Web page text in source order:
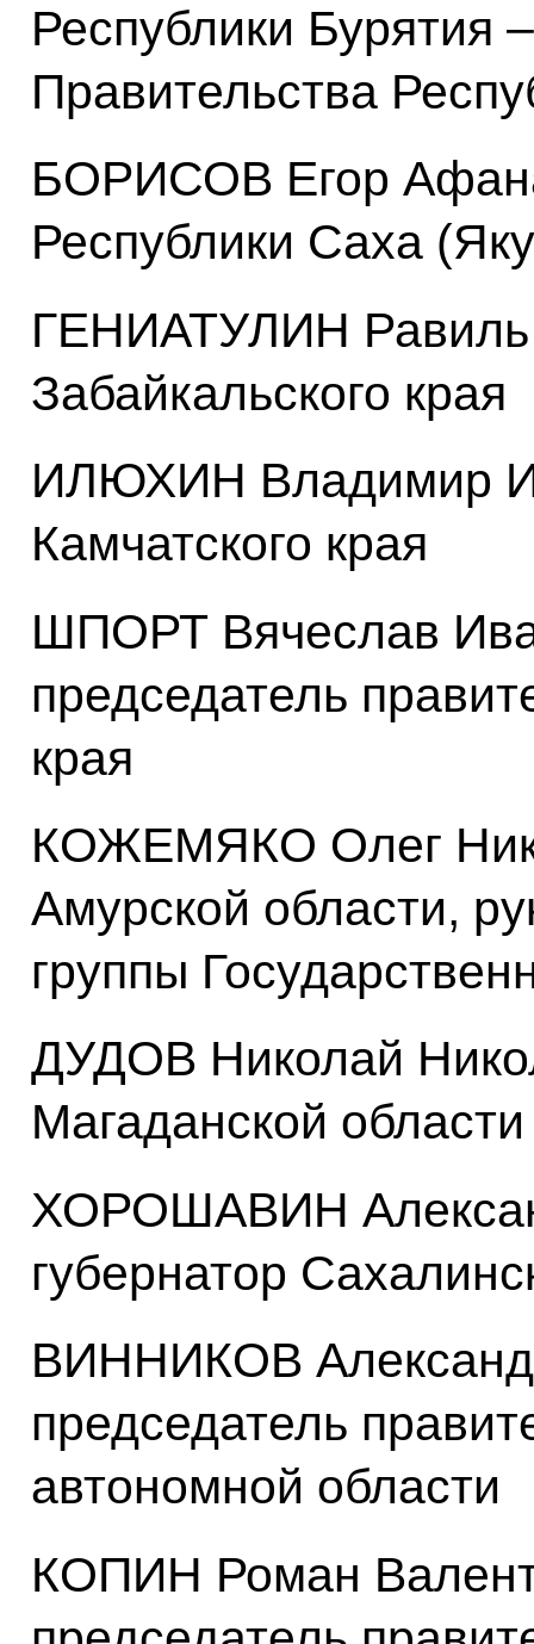
Республики Бурятия
Правительства
БОРИСОВ Егор
Республики Саха
ГЕНИАТУЛИН Равиль
Забайкальского края
ИЛЮХИН Владимир
Камчатского края
ШПОРТ Вячеслав
председатель
края
КОЖЕМЯКО Олег
Амурской области,
группы
ДУДОВ Николай
Магаданской области
ХОРОШАВИН
губернатор
ВИННИКОВ
председатель
автономной области
КОПИН Роман